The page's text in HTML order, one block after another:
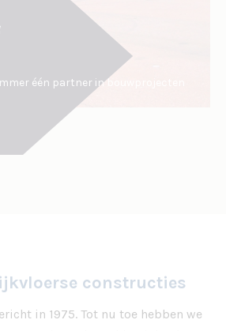
één partner in bouwprojecten
constructies
in 1975. Tot nu toe hebben we